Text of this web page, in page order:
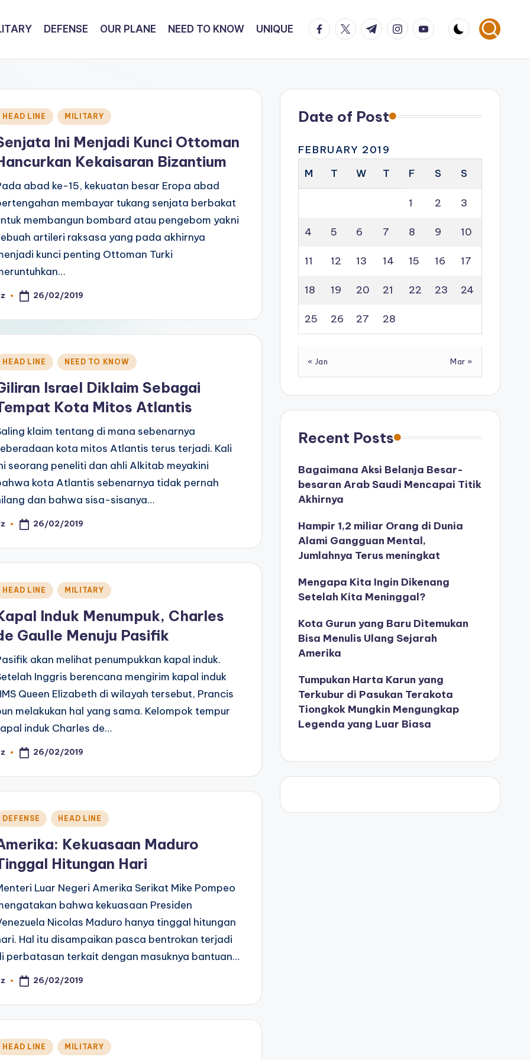
DEFENSE OUR PLANE NEED TO KNOW UNIQUE facebook.com
twitter.com
t.me instagram.com
youtube.com
HEAD LINE MILITARY
Ini Menjadi Kunci Ottoman
Kekaisaran Bizantium
abad ke-15, kekuatan besar Eropa abad
membayar tukang senjata berbakat
membangun bombard atau pengebom yakni
artileri raksasa yang pada akhirnya
kunci penting Ottoman Turki
26/02/2019
HEAD LINE NEED TO KNOW
Israel Diklaim Sebagai
Kota Mitos Atlantis
klaim tentang di mana sebenarnya
kota mitos Atlantis terus terjadi. Kali
seorang peneliti dan ahli Alkitab meyakini
kota Atlantis sebenarnya tidak pernah
dan bahwa sisa-sisanya…
26/02/2019
HEAD LINE MILITARY
Induk Menumpuk, Charles
Gaulle Menuju Pasifik
akan melihat penumpukkan kapal induk.
Inggris berencana mengirim kapal induk
Queen Elizabeth di wilayah tersebut, Prancis
melakukan hal yang sama. Kelompok tempur
induk Charles de…
26/02/2019
DEFENSE HEAD LINE
Kekuasaan Maduro
Hitungan Hari
Luar Negeri Amerika Serikat Mike Pompeo
bahwa kekuasaan Presiden
Nicolas Maduro hanya tinggal hitungan
Hal itu disampaikan pasca bentrokan terjadi
perbatasan terkait dengan masuknya bantuan…
26/02/2019
HEAD LINE MILITARY
Date of Post
FEBRUARY 2019
M
T W T F S S
1 2 3
4 5 6 7 8 9 10
11 12 13 14 15 16 17
18 19 20 21 22 23 24
25 26 27 28
« Jan Mar »
Recent Posts
Bagaimana Aksi Belanja Besar-
besaran Arab Saudi Mencapai Titik
Akhirnya
Hampir 1,2 miliar Orang di Dunia
Alami Gangguan Mental,
Jumlahnya Terus meningkat
Mengapa Kita Ingin Dikenang
Setelah Kita Meninggal?
Kota Gurun yang Baru Ditemukan
Bisa Menulis Ulang Sejarah
Amerika
Tumpukan Harta Karun yang
Terkubur di Pasukan Terakota
Tiongkok Mungkin Mengungkap
Legenda yang Luar Biasa